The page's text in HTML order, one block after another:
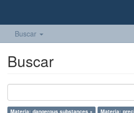
Buscar
Buscar
Materia: dangerous substances ×
Materia: